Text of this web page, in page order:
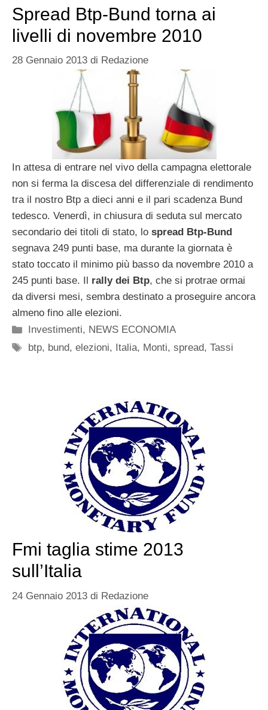
Spread Btp-Bund torna ai
livelli di novembre 2010
28 Gennaio 2013 di Redazione
In attesa di entrare nel vivo della campagna elettorale
non si ferma la discesa del differenziale di rendimento
tra il nostro Btp a dieci anni e il pari scadenza Bund
tedesco. Venerdì, in chiusura di seduta sul mercato
secondario dei titoli di stato, lo spread Btp-Bund
segnava 249 punti base, ma durante la giornata è
stato toccato il minimo più basso da novembre 2010 a
245 punti base. Il rally dei Btp, che si protrae ormai
da diversi mesi, sembra destinato a proseguire ancora
almeno fino alle elezioni.
Categorie
Investimenti, NEWS ECONOMIA
Tag
btp, bund,elezioni, Italia, Monti,spread,Tassi
Fmi taglia stime 2013
sull’Italia
24 Gennaio 2013 di Redazione